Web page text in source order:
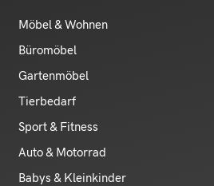
Möbel & Wohnen
Büromöbel
Gartenmöbel
Tierbedarf
Sport & Fitness
Auto & Motorrad
Babys & Kleinkinder